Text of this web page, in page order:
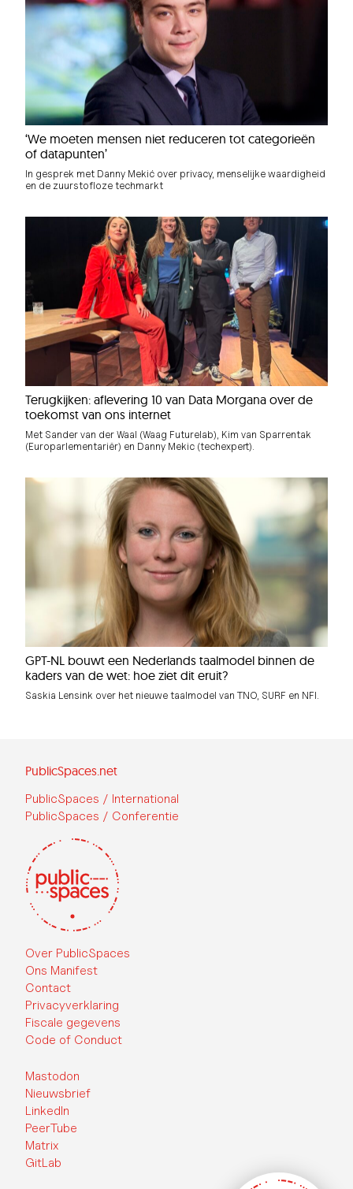
‘We moeten mensen niet reduceren tot categorieën
of datapunten’
In gesprek met Danny Mekić over privacy, menselijke waardigheid
en de zuurstofloze techmarkt
Terugkijken: aflevering 10 van Data Morgana over de
toekomst van ons internet
Met Sander van der Waal (Waag Futurelab), Kim van Sparrentak
(Europarlementariër) en Danny Mekic (techexpert).
GPT-NL bouwt een Nederlands taalmodel binnen de
kaders van de wet: hoe ziet dit eruit?
Saskia Lensink over het nieuwe taalmodel van TNO, SURF en NFI.
PublicSpaces.net
PublicSpaces / International
PublicSpaces / Conferentie
Over PublicSpaces
Ons Manifest
Contact
Privacyverklaring
Fiscale gegevens
Code of Conduct
Mastodon
Nieuwsbrief
LinkedIn
PeerTube
Matrix
GitLab